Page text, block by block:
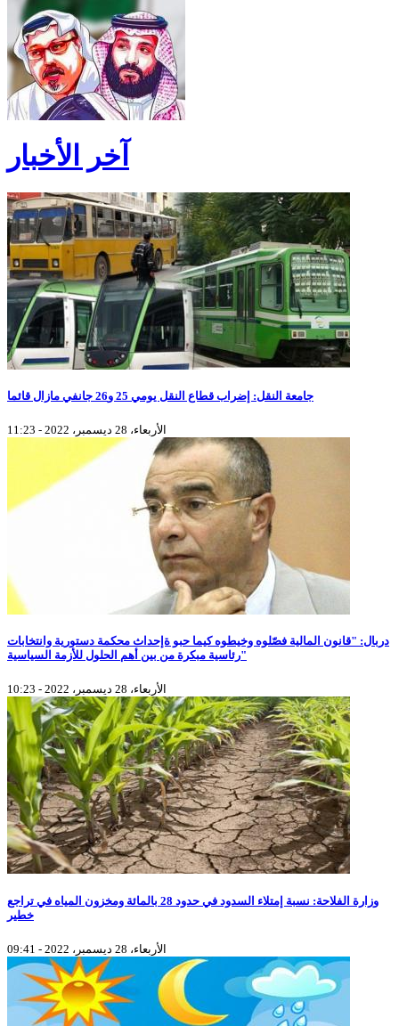
آخر الأخبار
جامعة النقل: إضراب قطاع النقل يومي 25 و26 جانفي مازال قائما
الأربعاء، 28 ديسمبر، 2022 - 11:23
دربال: "قانون المالية فصّلوه وخيطوه كيما حبو ةإحداث محكمة دستورية وانتخابات
رئاسية مبكرة من بين أهم الحلول للأزمة السياسية"
الأربعاء، 28 ديسمبر، 2022 - 10:23
وزارة الفلاحة: نسبة إمتلاء السدود في حدود 28 بالمائة ومخزون المياه في تراجع
خطير
الأربعاء، 28 ديسمبر، 2022 - 09:41